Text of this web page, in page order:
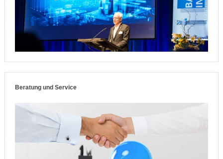
Beratung und Service